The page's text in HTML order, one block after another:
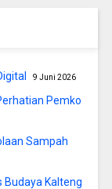
9 Juni 2026
Pemko
Sampah
Budaya Kalteng